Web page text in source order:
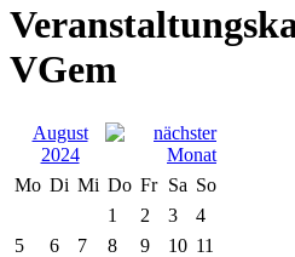
VGem
August
2024
Mo Di Mi Do Fr Sa So
1
2 3
4
5
6 7 8 9 10 11